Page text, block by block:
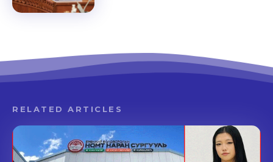
RELATED ARTICLES